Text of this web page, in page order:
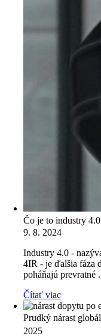
Čo je to industry
9. 8. 2024
Industry 4.0 -
4IR - je ďalšia fáza
poháňajú prevratné
Čítať viac
Prudký nárast
2025